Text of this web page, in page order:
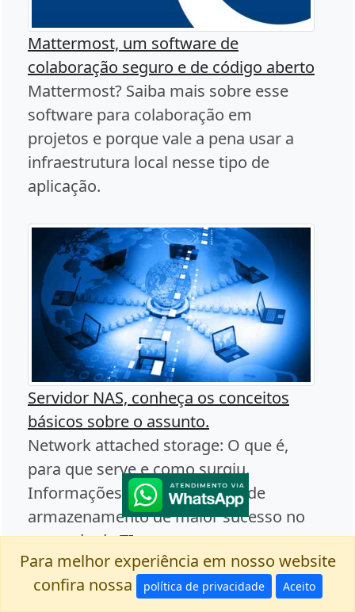
Mattermost, um software de
colaboração seguro e de código aberto
Mattermost? Saiba mais sobre esse
software para colaboração em
projetos e porque vale a pena usar a
infraestrutura local nesse tipo de
aplicação.
Servidor NAS, conheça os conceitos
básicos sobre o assunto.
Network attached storage: O que é,
para que serve e como surgiu.
Informações sobre o sistema de
armazenamento de maior sucesso no
mercado de TI.
Para melhor experiência em nosso website
confira nossa
política de privacidade Aceito